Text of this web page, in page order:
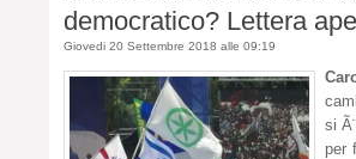
democratico? Lettera
Giovedi 20 Settembre 2018 alle 09:19
si
per